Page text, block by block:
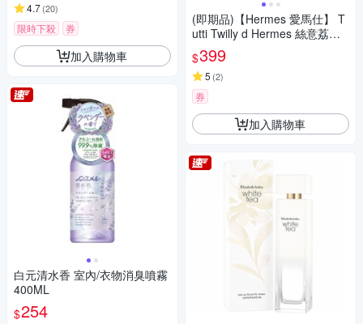
4.7(20)
限時下殺 券
加入購物車
白元清水香 室內/衣物消臭噴霧
400ML
$254
(即期品)【Hermes 愛馬仕】 T
utti Twilly d Hermes 絲意荔韻
淡香精 2ml 五入組(效期：2027
0331)
$399
5 (2)
券
加入購物車